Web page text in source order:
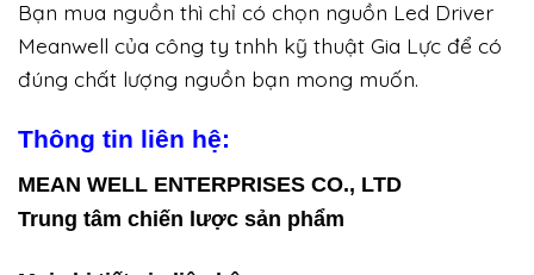
Bạn mua nguồn thì chỉ có chọn nguồn Led Driver
Meanwell của công ty tnhh kỹ thuật Gia Lực để có
đúng chất lượng nguồn bạn mong muốn.
Thông tin liên hệ:
MEAN WELL ENTERPRISES CO., LTD
Trung tâm chiến lược sản phẩm